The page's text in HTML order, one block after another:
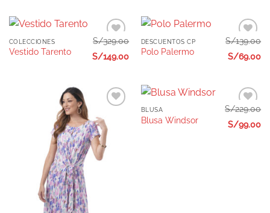
Añadir
a la
lista de
COLECCIONES
Vestido Tarento
S/329.00
S/149.00
Añadir
a la
lista de
DESCUENTOS CP
Polo Palermo
S/139.00
S/69.00
a la
lista de
deseos
Añadir
a la
lista de
BLUSA
Blusa Windsor
S/229.00
S/99.00